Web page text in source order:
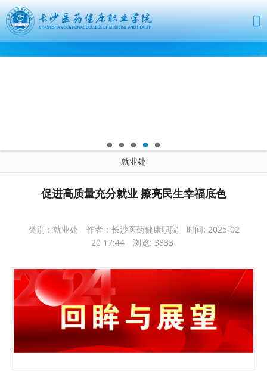
就业处
促进高质量充分就业 擦亮民生幸福底色
类别：就业处 作者：长沙医药健康职院
时间: 2025-02-
20 17:44
浏览: 3833